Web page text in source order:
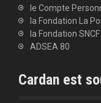
le Compte
la Fondation La
la Fondation SNCF
ADSEA 80
Cardan est